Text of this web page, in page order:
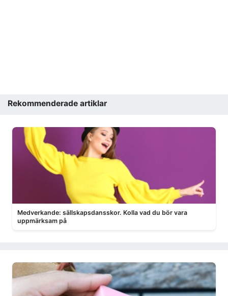
Rekommenderade artiklar
Medverkande: sällskapsdansskor. Kolla vad du bör vara
uppmärksam på